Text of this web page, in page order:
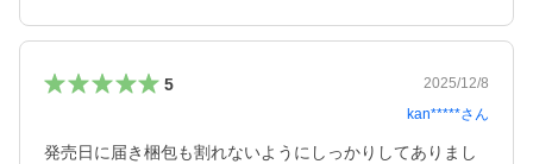
5
2025/12/8
kan*****さん
発売日に届き梱包も割れないようにしっかりしてありまし